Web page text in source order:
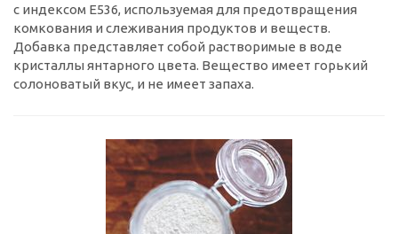
с индексом E536, используемая для предотвращения
комкования и слеживания продуктов и веществ.
Добавка представляет собой растворимые в воде
кристаллы янтарного цвета. Вещество имеет горький
солоноватый вкус, и не имеет запаха.